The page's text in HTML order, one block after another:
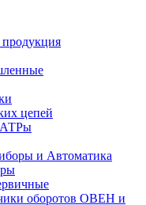
цепей
и Автоматика
оборотов ОВЕН и